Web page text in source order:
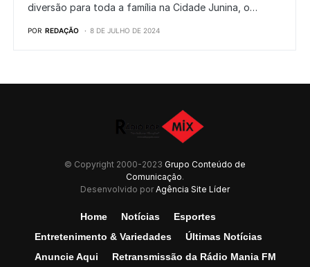
diversão para toda a família na Cidade Junina, o…
POR REDAÇÃO 8 DE JULHO DE 2024
© Copyright 2000-2023 Grupo Conteúdo de
Comunicação.
Desenvolvido por Agência Site Líder
Home Notícias
Esportes
Entretenimento & Variedades
Últimas Notícias
Anuncie Aqui
Retransmissão da Rádio Mania FM